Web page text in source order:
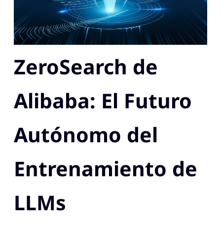
ZeroSearch de
Alibaba: El Futuro
Autónomo del
Entrenamiento de
LLMs